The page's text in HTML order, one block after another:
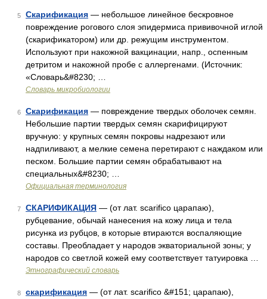
5 Скарификация — небольшое линейное бескровное
повреждение рогового слоя эпидермиса прививочной иглой
(скарификатором) или др. режущим инструментом.
Используют при накожной вакцинации, напр., оспенным
детритом и накожной пробе с аллергенами. (Источник:
«Словарь&#8230; …
Словарь микробиологии
6 Скарификация — повреждение твердых оболочек семян.
Небольшие партии твердых семян скарифицируют
вручную: у крупных семян покровы надрезают или
надпиливают, а мелкие семена перетирают с наждаком или
песком. Большие партии семян обрабатывают на
специальных&#8230; …
Официальная терминология
7 СКАРИФИКАЦИЯ — (от лат. scarifico царапаю),
рубцевание, обычай нанесения на кожу лица и тела
рисунка из рубцов, в которые втираются воспаляющие
составы. Преобладает у народов экваториальной зоны; у
народов со светлой кожей ему соответствует татуировка …
Этнографический словарь
8 скарификация — (от лат. scarifico &#151; царапаю),